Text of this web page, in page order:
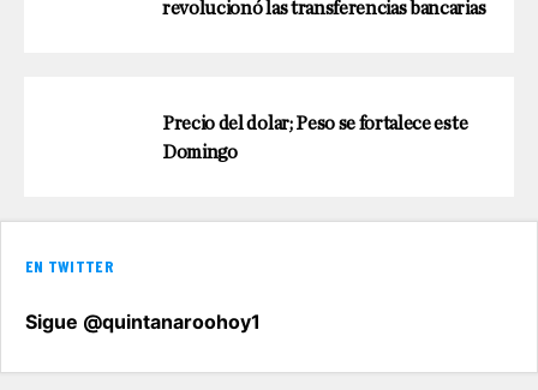
revolucionó las transferencias bancarias
Precio del dolar; Peso se fortalece este
Domingo
EN TWITTER
Sigue @quintanaroohoy1